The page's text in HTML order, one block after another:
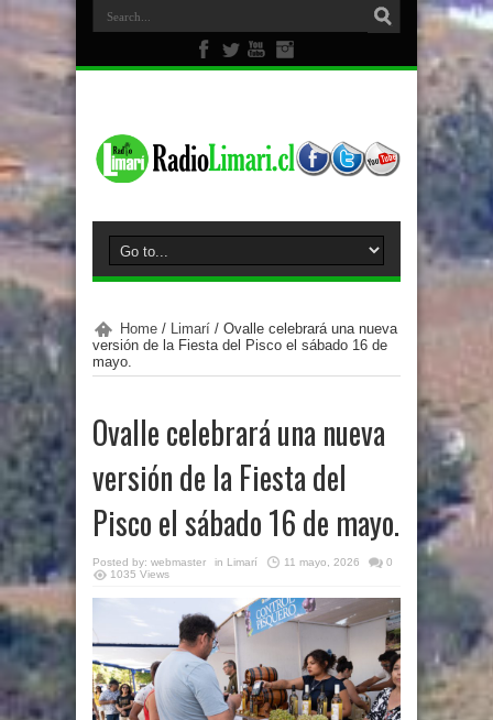
Home / Limarí / Ovalle celebrará una nueva
versión de la Fiesta del Pisco el sábado 16 de
mayo.
Ovalle celebrará una nueva
versión de la Fiesta del
Pisco el sábado 16 de mayo.
Posted by: webmaster in Limarí 11 mayo, 2026
0
1035 Views